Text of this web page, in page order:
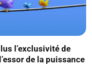
l’exclusivité de
de la puissance